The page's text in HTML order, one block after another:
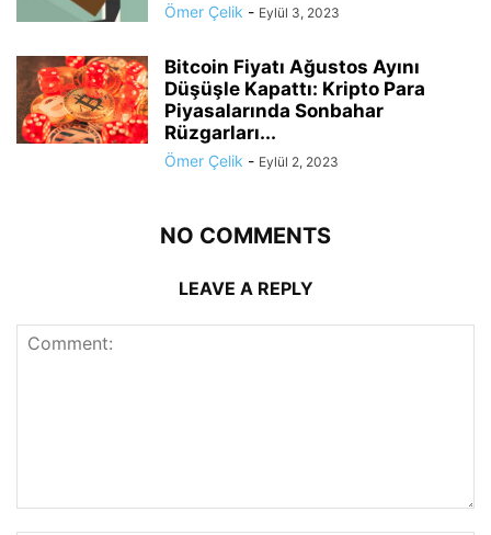
Ömer Çelik - Eylül 3, 2023
Bitcoin Fiyatı Ağustos Ayını
Düşüşle Kapattı: Kripto Para
Piyasalarında Sonbahar
Rüzgarları...
Ömer Çelik - Eylül 2, 2023
NO COMMENTS
LEAVE A REPLY